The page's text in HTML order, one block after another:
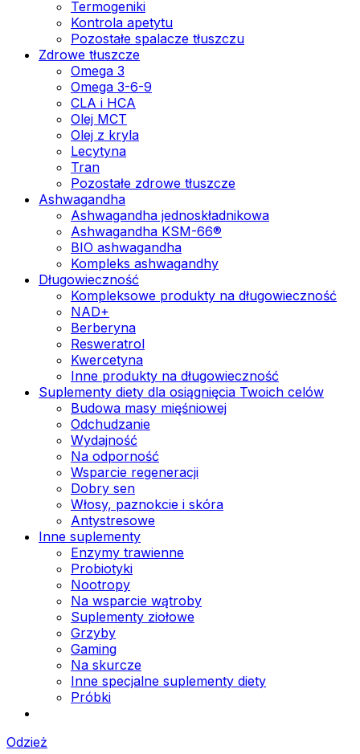
Termogeniki
Kontrola apetytu
Pozostałe spalacze tłuszczu
Zdrowe tłuszcze
Omega 3
Omega 3-6-9
CLA i HCA
Olej MCT
Olej z kryla
Lecytyna
Tran
Pozostałe zdrowe tłuszcze
Ashwagandha
Ashwagandha jednoskładnikowa
Ashwagandha KSM-66®
BIO ashwagandha
Kompleks ashwagandhy
Długowieczność
Kompleksowe produkty na długowieczność
NAD+
Berberyna
Resweratrol
Kwercetyna
Inne produkty na długowieczność
Suplementy diety dla osiągnięcia Twoich celów
Budowa masy mięśniowej
Odchudzanie
Wydajność
Na odporność
Wsparcie regeneracji
Dobry sen
Włosy, paznokcie i skóra
Antystresowe
Inne suplementy
Enzymy trawienne
Probiotyki
Nootropy
Na wsparcie wątroby
Suplementy ziołowe
Grzyby
Gaming
Na skurcze
Inne specjalne suplementy diety
Próbki
Odzież